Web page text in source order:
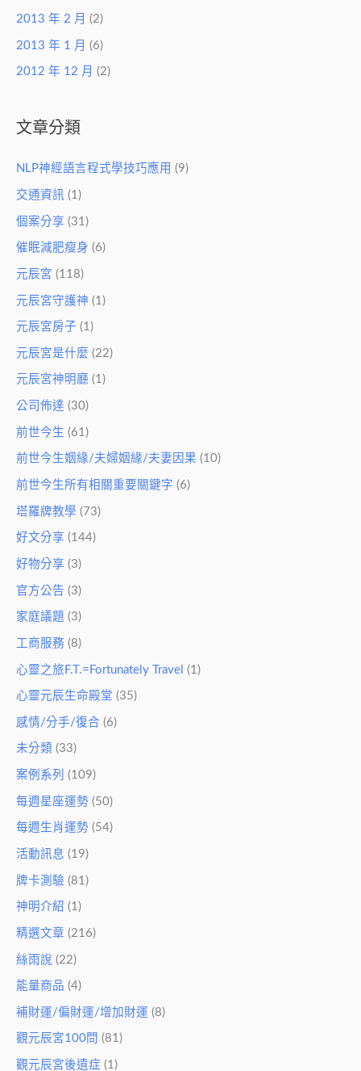
2013 年 2 月 (2)
2013 年 1 月 (6)
2012 年 12 月 (2)
文章分類
NLP神經語言程式學技巧應用 (9)
交通資訊 (1)
個案分享 (31)
催眠減肥瘦身 (6)
元辰宮 (118)
元辰宮守護神 (1)
元辰宮房子 (1)
元辰宮是什麼 (22)
元辰宮神明廳 (1)
公司佈達 (30)
前世今生 (61)
前世今生姻緣/夫婦姻緣/夫妻因果 (10)
前世今生所有相關重要關鍵字 (6)
塔羅牌教學 (73)
好文分享 (144)
好物分享 (3)
官方公告 (3)
家庭議題 (3)
工商服務 (8)
心靈之旅F.T.=Fortunately Travel (1)
心靈元辰生命殿堂 (35)
感情/分手/復合 (6)
未分類 (33)
案例系列 (109)
每週星座運勢 (50)
每週生肖運勢 (54)
活動訊息 (19)
牌卡測驗 (81)
神明介紹 (1)
精選文章 (216)
絲雨說 (22)
能量商品 (4)
補財運/偏財運/增加財運 (8)
觀元辰宮100問 (81)
觀元辰宮後遺症 (1)